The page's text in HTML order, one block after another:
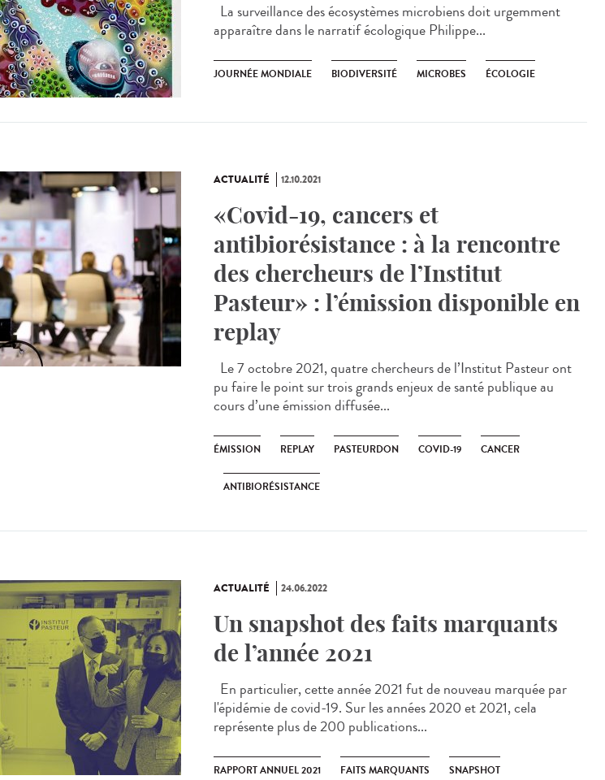
La surveillance des écosystèmes microbiens doit urgemment
apparaître dans le narratif écologique Philippe...
JOURNÉE MONDIALE BIODIVERSITÉ MICROBES ÉCOLOGIE
ACTUALITÉ 12.10.2021
«Covid-19, cancers et
antibiorésistance : à la rencontre
des chercheurs de l’Institut
Pasteur» : l’émission disponible en
replay
Le 7 octobre 2021, quatre chercheurs de l’Institut Pasteur ont
pu faire le point sur trois grands enjeux de santé publique au
cours d’une émission diffusée...
ÉMISSION REPLAY PASTEURDON COVID-19 CANCER
ANTIBIORÉSISTANCE
ACTUALITÉ 24.06.2022
Un snapshot des faits marquants
de l’année 2021
En particulier, cette année 2021 fut de nouveau marquée par
l'épidémie de covid-19. Sur les années 2020 et 2021, cela
représente plus de 200 publications...
RAPPORT ANNUEL 2021 FAITS MARQUANTS SNAPSHOT